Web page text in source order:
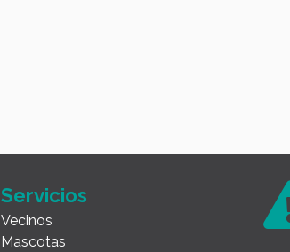
Servicios
Vecinos
Mascotas